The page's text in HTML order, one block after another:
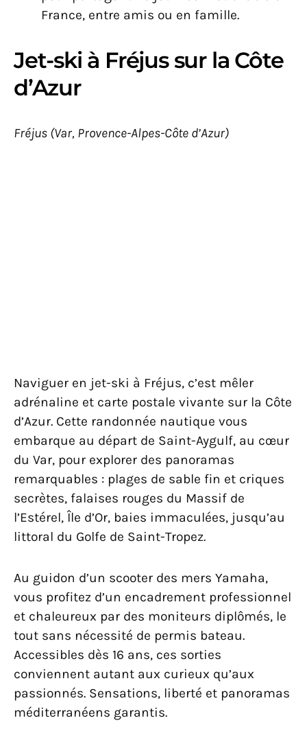
France, entre amis ou en famille.
Jet-ski à Fréjus sur la Côte
d’Azur
Fréjus (Var, Provence-Alpes-Côte d’Azur)
Naviguer en jet-ski à Fréjus, c’est mêler
adrénaline et carte postale vivante sur la Côte
d’Azur. Cette randonnée nautique vous
embarque au départ de Saint-Aygulf, au cœur
du Var, pour explorer des panoramas
remarquables : plages de sable fin et criques
secrètes, falaises rouges du Massif de
l’Estérel, Île d’Or, baies immaculées, jusqu’au
littoral du Golfe de Saint-Tropez.
Au guidon d’un scooter des mers Yamaha,
vous profitez d’un encadrement professionnel
et chaleureux par des moniteurs diplômés, le
tout sans nécessité de permis bateau.
Accessibles dès 16 ans, ces sorties
conviennent autant aux curieux qu’aux
passionnés. Sensations, liberté et panoramas
méditerranéens garantis.